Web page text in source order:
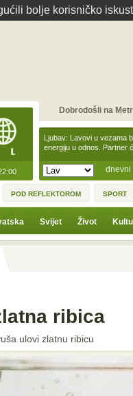
bolje korisničko
dnevni
Ljubav: Lavovi u vezama
energiju u odnos. Partner
Dobrodošli na
POD REFLEKTOROM SPORT
Svijet Život
ribica
ulovi zlatnu ribicu